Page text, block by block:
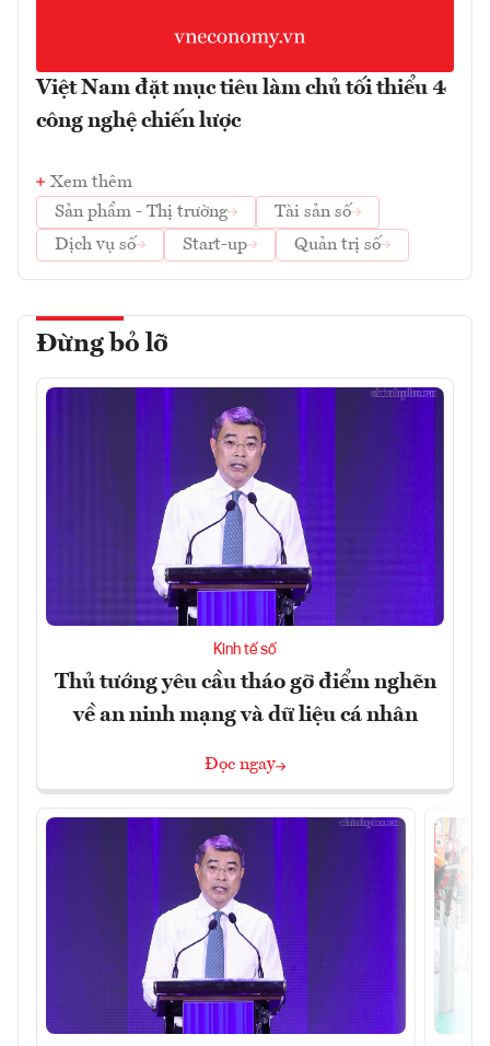
Việt Nam đặt mục tiêu làm chủ tối thiểu 4
công nghệ chiến lược
Xem thêm
Sản phẩm - Thị trường
Tài sản số
Dịch vụ số
Start-up Quản trị số
Đừng bỏ lỡ
Kinh tế số
Thủ tướng yêu cầu tháo gỡ điểm nghẽn
về an ninh mạng và dữ liệu cá nhân
Đọc ngay